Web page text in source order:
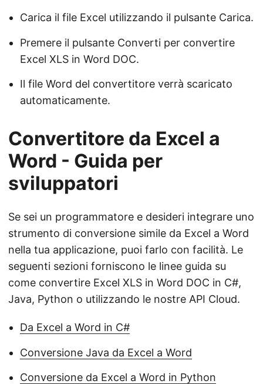
Carica il file Excel utilizzando il pulsante Carica.
Premere il pulsante Converti per convertire
Excel XLS in Word DOC.
Il file Word del convertitore verrà scaricato
automaticamente.
Convertitore da Excel a
Word - Guida per
sviluppatori
Se sei un programmatore e desideri integrare uno
strumento di conversione simile da Excel a Word
nella tua applicazione, puoi farlo con facilità. Le
seguenti sezioni forniscono le linee guida su
come convertire Excel XLS in Word DOC in C#,
Java, Python o utilizzando le nostre API Cloud.
Da Excel a Word in C#
Conversione Java da Excel a Word
Conversione da Excel a Word in Python